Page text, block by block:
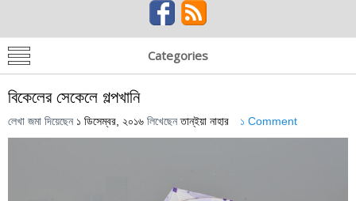
Categories
বিকেলের সেকেলে গল্পখানি
লেখা জমা দিয়েছেন ১ ডিসেম্বর, ২০১৬ লিখেছেনতান্ইয়া নাহার ১ Comment